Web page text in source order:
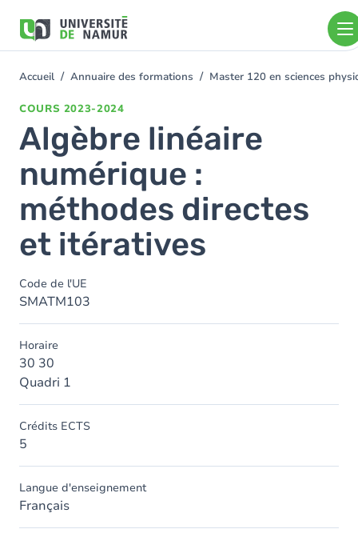
contenu
You
Accueil Annuaire des formations Master 120 en sciences
COURS 2023-2024
Algèbre linéaire
numérique :
méthodes directes
et itératives
Code de l'UE
SMATM103
Horaire
30 30
Quadri 1
Crédits ECTS
5
Langue d'enseignement
Français